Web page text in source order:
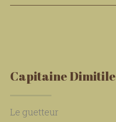
Capitaine Dimitile
Le guetteur